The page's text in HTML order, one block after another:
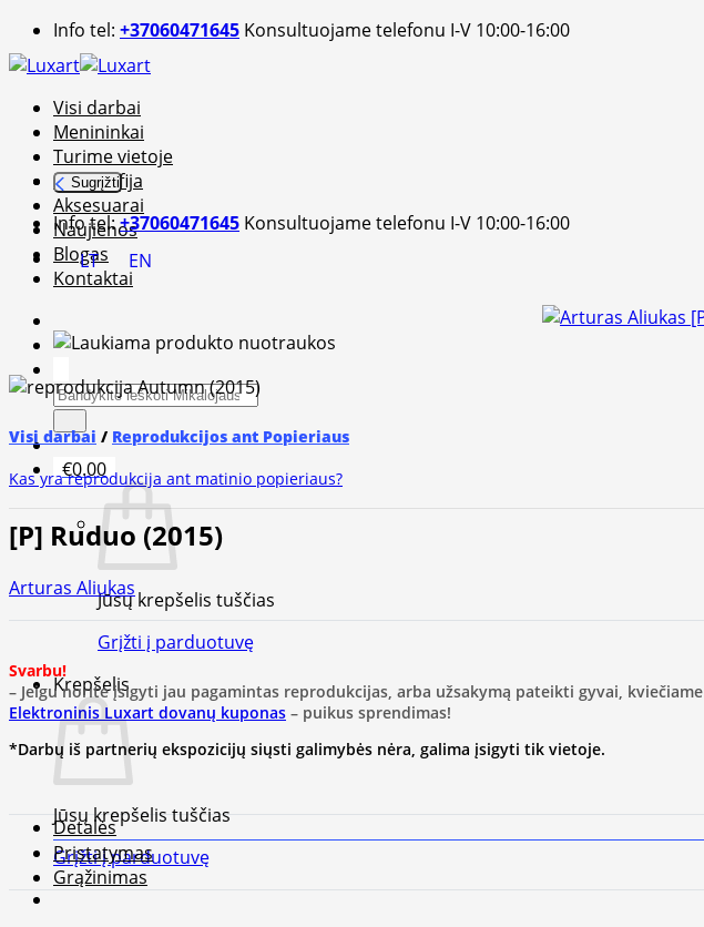
Skip
to
content
Info tel: +37060471645 Konsultuojame telefonu I-V 10:00-16:00
Visi darbai
Menininkai
Turime vietoje
Fotografija
Aksesuarai
Naujienos
Blogas
Kontaktai
Ieškoti:
€0.00
Jūsų krepšelis tuščias
Grįžti į parduotuvę
Krepšelis
Jūsų krepšelis tuščias
Grįžti į parduotuvę
Sugrįžti
Info tel:+37060471645 Konsultuojame telefonu I-V 10:00-16:00
LT
EN
Visi darbai / Reprodukcijos ant Popieriaus
Kas yra reprodukcija ant matinio popieriaus?
[P] Ruduo (2015)
Arturas Aliukas
Svarbu!
– Jeigu norite įsigyti jau pagamintas reprodukcijas, arba užsakymą pateikti gyvai, kviečiame
Elektroninis Luxart dovanų kuponas – puikus sprendimas!
*Darbų iš partnerių ekspozicijų siųsti galimybės nėra, galima įsigyti tik vietoje.
Detalės
Pristatymas
Grąžinimas